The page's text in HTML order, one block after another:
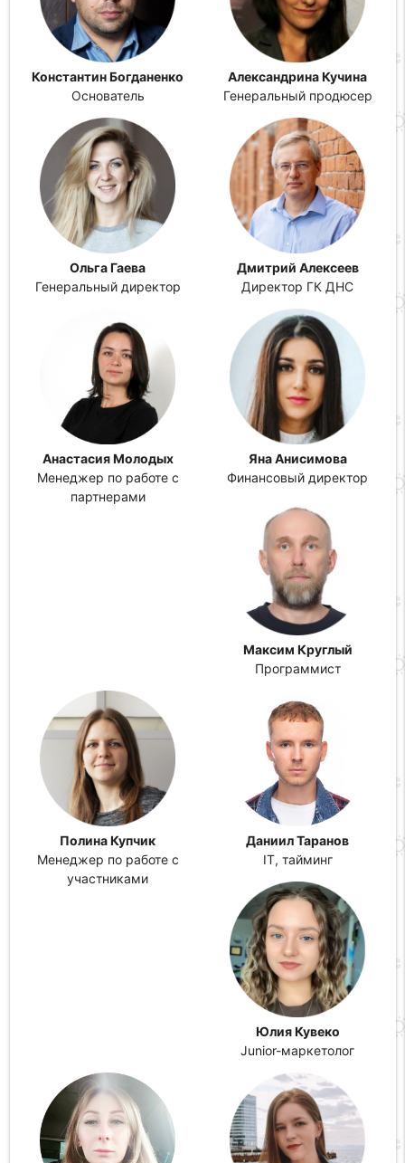
Константин Богданенко
Основатель
Александрина Кучина
Генеральный продюсер
Ольга Гаева
Генеральный директор
Дмитрий Алексеев
Директор ГК ДНС
Анастасия Молодых
Менеджер по работе с
партнерами
Яна Анисимова
Финансовый директор
Максим Круглый
Программист
Полина Купчик
Менеджер по работе с
участниками
Даниил Таранов
IT, тайминг
Юлия Кувеко
Junior-маркетолог